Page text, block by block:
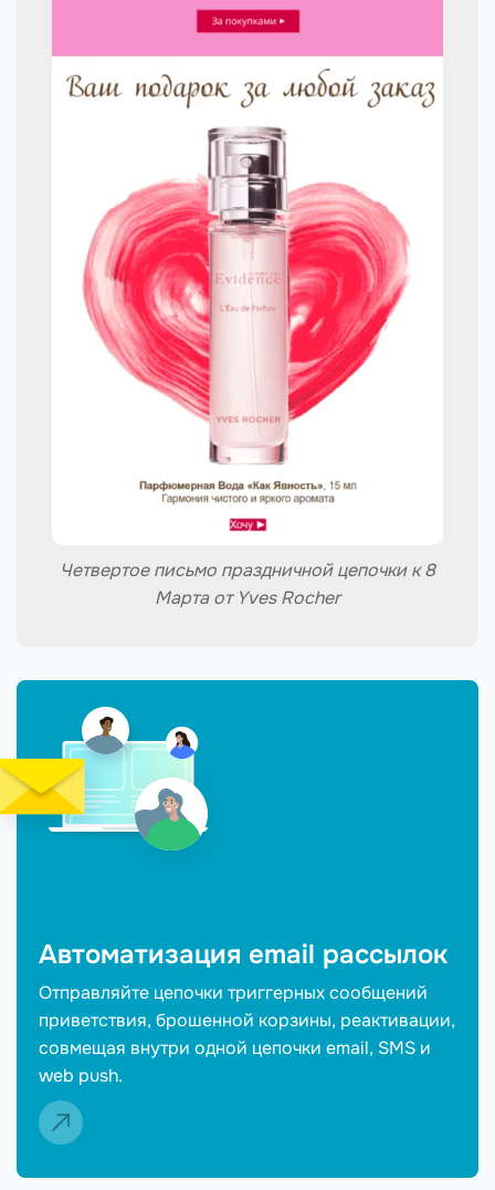
Четвертое письмо праздничной цепочки к 8
Марта от Yves Rocher
Автоматизация email рассылок
Отправляйте цепочки триггерных сообщений
приветствия, брошенной корзины, реактивации,
совмещая внутри одной цепочки email, SMS и
web push.